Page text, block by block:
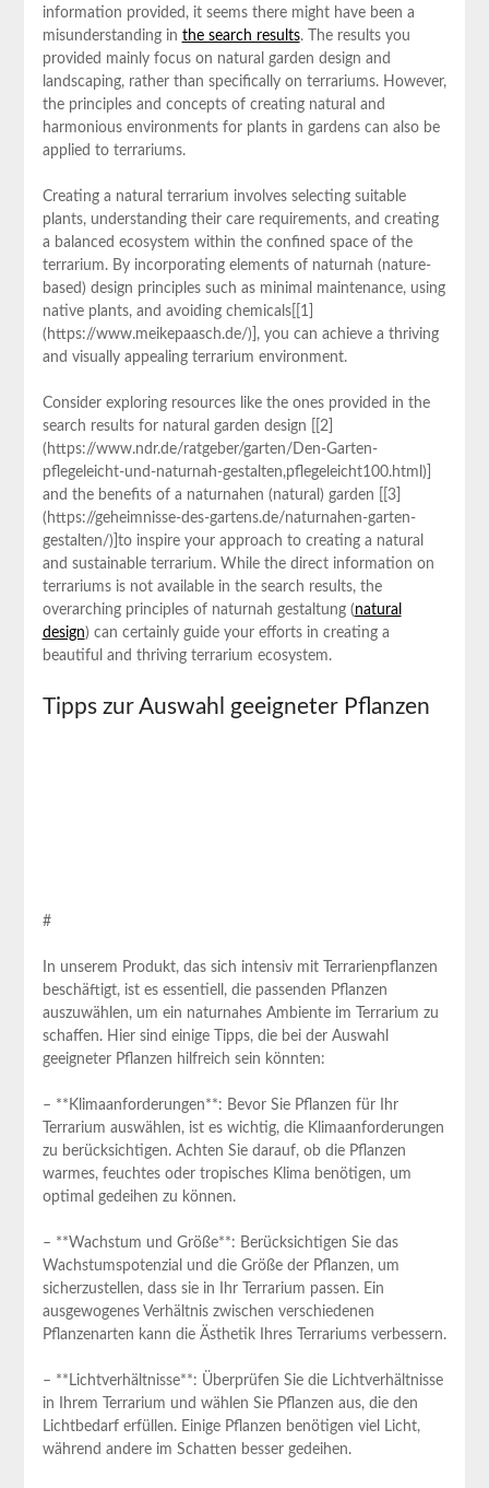
information provided, it seems there might have been a
misunderstanding in ⁤ the search results. The results you
provided mainly focus ⁢on ⁤natural garden design and
landscaping, rather than specifically‍ on terrariums. However,
the principles and concepts⁣ of creating natural ‍and
harmonious environments for plants in gardens can ⁤also be
applied to terrariums.
Creating a natural terrarium involves selecting suitable
plants,⁢ understanding their care requirements, and creating
a balanced ecosystem within the confined ⁣space of the
terrarium. By incorporating elements of naturnah ⁣(nature-
based) design ⁤principles such as minimal maintenance, using
native plants, and avoiding chemicals[[1]
(https://www.meikepaasch.de/)], ‍you can achieve a thriving
and visually appealing terrarium environment.
Consider ​exploring resources like the ones provided ‍in the
search results for⁢ natural garden design [[2]
(https://www.ndr.de/ratgeber/garten/Den-Garten-
pflegeleicht-und-naturnah-gestalten,pflegeleicht100.html)]‍
and the benefits of a naturnahen (natural) garden⁣ [[3]
(https://geheimnisse-des-gartens.de/naturnahen-garten-
gestalten/)]to ‌inspire your approach to creating a natural
and sustainable‌ terrarium. While the⁤ direct‌ information on
terrariums‍ is⁢ not available in the search results, the ​
overarching principles ⁢of naturnah gestaltung (natural
design) can certainly guide your efforts in creating a
beautiful and thriving terrarium ecosystem.
Tipps zur⁣ Auswahl ⁢geeigneter Pflanzen
#
In unserem Produkt, das sich intensiv mit Terrarienpflanzen
beschäftigt, ist ⁣es essentiell, die passenden Pflanzen
auszuwählen, um ein⁢ naturnahes⁣ Ambiente im Terrarium zu⁤
schaffen. Hier sind einige Tipps, die bei der Auswahl
geeigneter ‌Pflanzen hilfreich sein könnten:
– **Klimaanforderungen**: Bevor Sie Pflanzen für ‍Ihr
Terrarium auswählen, ist es ‌wichtig,⁤ die Klimaanforderungen
⁤zu berücksichtigen. Achten Sie darauf,‌ ob die Pflanzen
warmes,⁤ feuchtes oder tropisches Klima benötigen,⁢ um
optimal‌ gedeihen ⁣zu können.
– **Wachstum und Größe**: Berücksichtigen Sie das
⁢Wachstumspotenzial und die Größe⁣ der Pflanzen, um
sicherzustellen, dass sie in Ihr Terrarium passen.‍ Ein
ausgewogenes Verhältnis zwischen verschiedenen
Pflanzenarten​ kann die Ästhetik Ihres Terrariums verbessern.
– **Lichtverhältnisse**: Überprüfen ​Sie die​ Lichtverhältnisse
in Ihrem Terrarium und wählen ​Sie Pflanzen⁤ aus, die den
Lichtbedarf erfüllen. Einige Pflanzen benötigen viel Licht,
während ‌andere ⁢im⁤ Schatten besser gedeihen.